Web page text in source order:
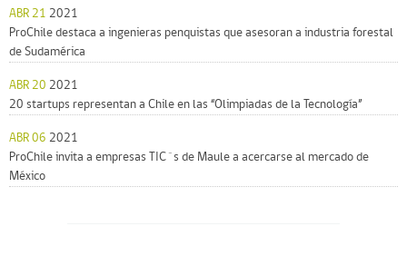
ABR 21 2021
ProChile destaca a ingenieras penquistas que asesoran a industria forestal
de Sudamérica
ABR 20 2021
20 startups representan a Chile en las “Olimpiadas de la Tecnología”
ABR 06 2021
ProChile invita a empresas TIC´s de Maule a acercarse al mercado de
México